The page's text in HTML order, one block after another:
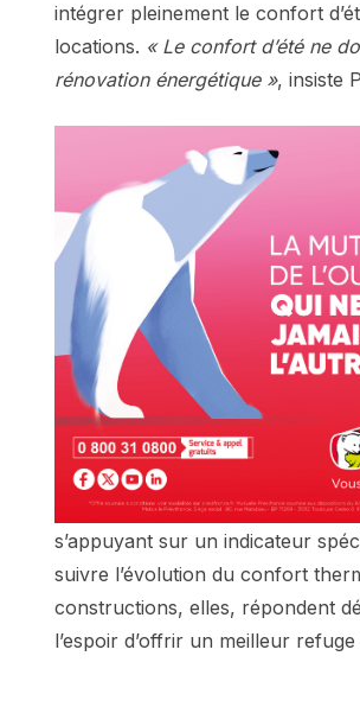
intégrer pleinement le confort
locations. « Le confort d’été ne
rénovation énergétique », insiste
s’appuyant sur un indicateur
suivre l’évolution du confort
constructions, elles, répondent
l’espoir d’offrir un meilleur